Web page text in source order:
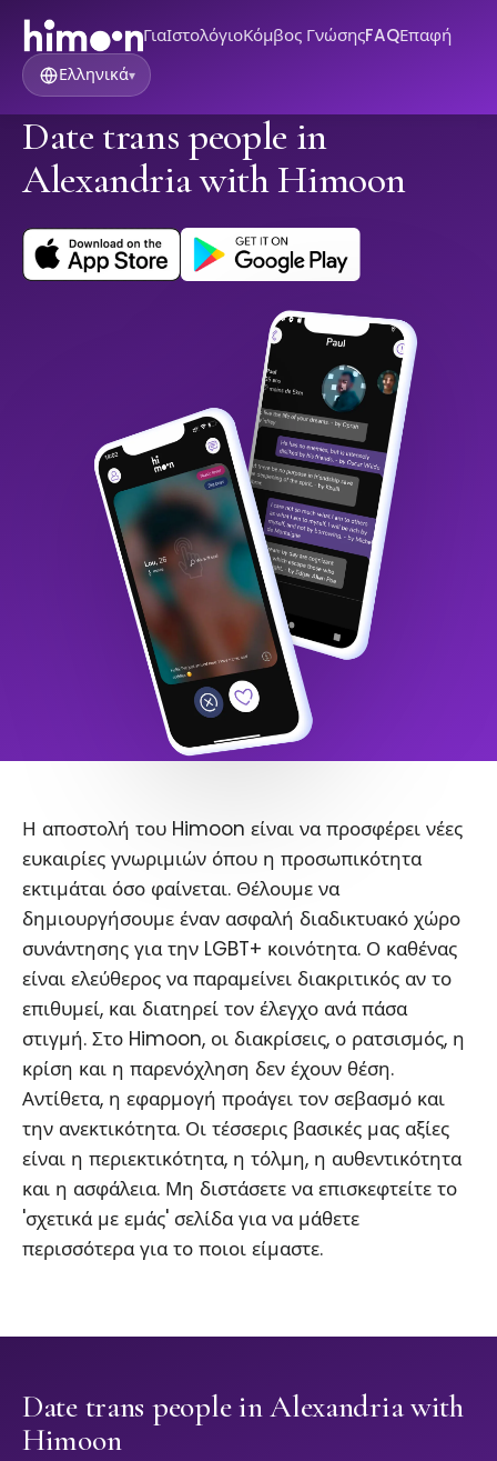
ΓιαΙστολόγιοΚόμβος ΓνώσηςFAQΕπαφή
Ελληνικά▾
Date trans people in
Alexandria with Himoon
Η αποστολή του Himoon είναι να προσφέρει νέες
ευκαιρίες γνωριμιών όπου η προσωπικότητα
εκτιμάται όσο φαίνεται. Θέλουμε να
δημιουργήσουμε έναν ασφαλή διαδικτυακό χώρο
συνάντησης για την LGBT+ κοινότητα. Ο καθένας
είναι ελεύθερος να παραμείνει διακριτικός αν το
επιθυμεί, και διατηρεί τον έλεγχο ανά πάσα
στιγμή. Στο Himoon, οι διακρίσεις, ο ρατσισμός, η
κρίση και η παρενόχληση δεν έχουν θέση.
Αντίθετα, η εφαρμογή προάγει τον σεβασμό και
την ανεκτικότητα. Οι τέσσερις βασικές μας αξίες
είναι η περιεκτικότητα, η τόλμη, η αυθεντικότητα
και η ασφάλεια. Μη διστάσετε να επισκεφτείτε το
'σχετικά με εμάς' σελίδα για να μάθετε
περισσότερα για το ποιοι είμαστε.
Date trans people in Alexandria with
Himoon